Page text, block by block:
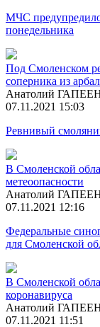
МЧС
понедельника
Под Смоленском
соперника из
Анатолий
07.11.2021 15:03
Ревнивый
В Смоленской
метеоопасности
Анатолий
07.11.2021 12:16
Федеральные
для Смоленской
В Смоленской
коронавируса
Анатолий
07.11.2021 11:51